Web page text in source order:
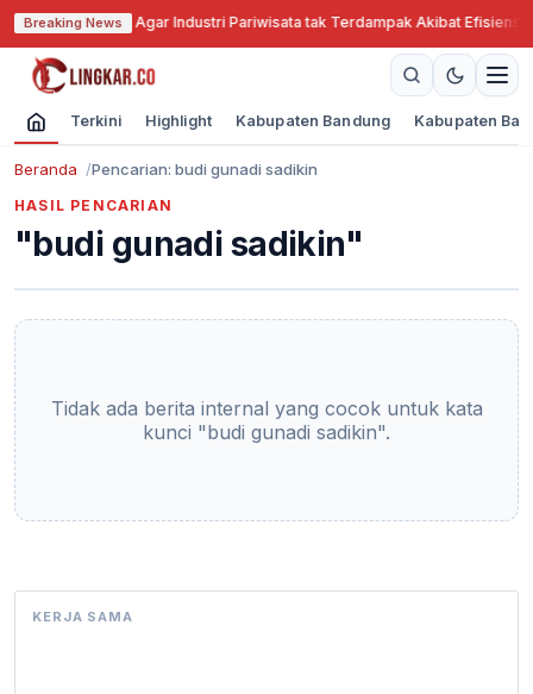
Breaking News
Jabar Cari Solusi Agar Industri Pariwisata tak Terdampak Akibat Efisiensi
Terkini Highlight Kabupaten Bandung Kabupaten
Beranda Pencarian: budi gunadi sadikin
HASIL PENCARIAN
"budi gunadi sadikin"
Tidak ada berita internal yang cocok untuk kata
kunci "budi gunadi sadikin".
KERJA SAMA